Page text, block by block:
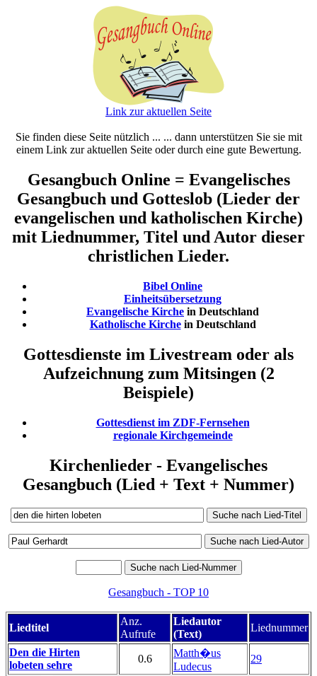
Link zur aktuellen Seite
Sie finden diese Seite nützlich ... ... dann unterstützen Sie sie mit
einem Link zur aktuellen Seite oder durch eine gute Bewertung.
Gesangbuch Online = Evangelisches
Gesangbuch und Gotteslob (Lieder der
evangelischen und katholischen Kirche)
mit Liednummer, Titel und Autor dieser
christlichen Lieder.
Bibel Online
Einheitsübersetzung
Evangelische Kirche in Deutschland
Katholische Kirchein Deutschland
Gottesdienste im Livestream oder als
Aufzeichnung zum Mitsingen (2
Beispiele)
Gottesdienst im ZDF-Fernsehen
regionale Kirchgemeinde
Kirchenlieder - Evangelisches
Gesangbuch (Lied + Text + Nummer)
Gesangbuch - TOP 10
Liedtitel
Anz.
Aufrufe
Liedautor
(Text)
Liednummer
Den die Hirten
lobeten sehre
0.6
Matth�us
Ludecus
29